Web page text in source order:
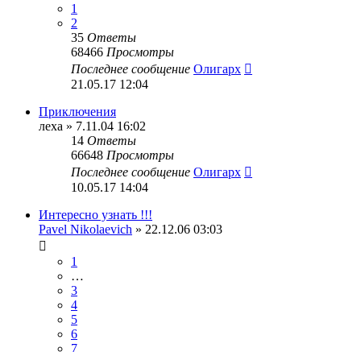
1
2
35 Ответы
68466 Просмотры
Последнее сообщение Олигарх
21.05.17 12:04
Приключения
леха » 7.11.04 16:02
14 Ответы
66648 Просмотры
Последнее сообщение Олигарх
10.05.17 14:04
Интересно узнать !!!
Pavel Nikolaevich » 22.12.06 03:03
1
…
3
4
5
6
7